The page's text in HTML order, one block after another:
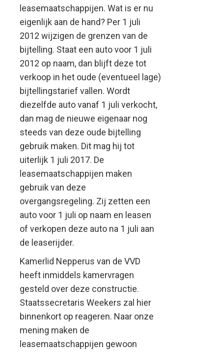
leasemaatschappijen. Wat is er nu
eigenlijk aan de hand? Per 1 juli
2012 wijzigen de grenzen van de
bijtelling. Staat een auto voor 1 juli
2012 op naam, dan blijft deze tot
verkoop in het oude (eventueel lage)
bijtellingstarief vallen. Wordt
diezelfde auto vanaf 1 juli verkocht,
dan mag de nieuwe eigenaar nog
steeds van deze oude bijtelling
gebruik maken. Dit mag hij tot
uiterlijk 1 juli 2017. De
leasemaatschappijen maken
gebruik van deze
overgangsregeling. Zij zetten een
auto voor 1 juli op naam en leasen
of verkopen deze auto na 1 juli aan
de leaserijder.
Kamerlid Nepperus van de VVD
heeft inmiddels kamervragen
gesteld over deze constructie.
Staatssecretaris Weekers zal hier
binnenkort op reageren. Naar onze
mening maken de
leasemaatschappijen gewoon